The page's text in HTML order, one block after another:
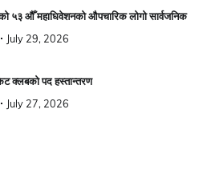
५३ औँ महाधिवेशनको औपचारिक लोगो सार्वजनिक
July 29, 2026
क्लबको पद हस्तान्तरण
July 27, 2026